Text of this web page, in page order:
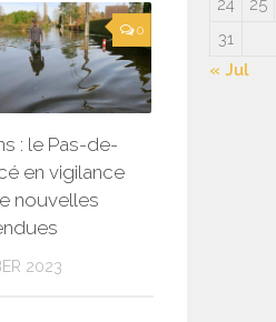
0
: le Pas-de-
en vigilance
nouvelles
2023
24
25
31
« Jul